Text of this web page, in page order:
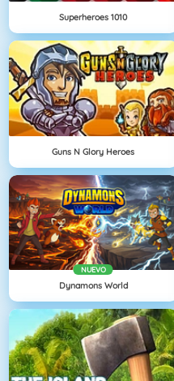
Superheroes 1010
Guns N Glory Heroes
NUEVO
Dynamons World